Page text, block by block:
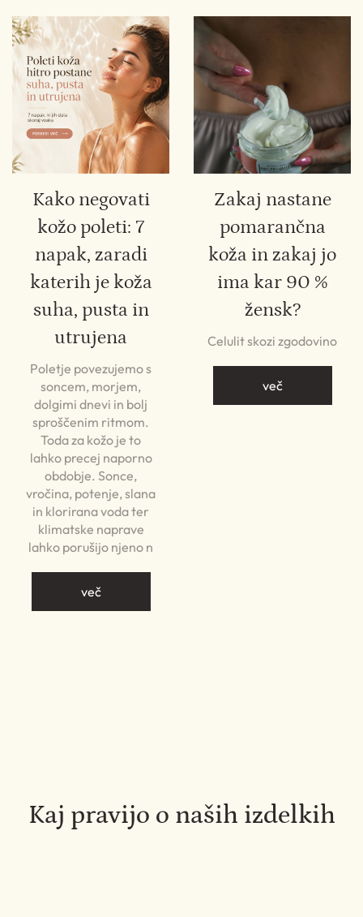
Kako negovati
kožo poleti: 7
napak, zaradi
katerih je koža
suha, pusta in
utrujena
Poletje povezujemo s
soncem, morjem,
dolgimi dnevi in bolj
sproščenim ritmom.
Toda za kožo je to
lahko precej naporno
obdobje. Sonce,
vročina, potenje, slana
in klorirana voda ter
klimatske naprave
lahko porušijo njeno n
več
Zakaj nastane
pomarančna
koža in zakaj jo
ima kar 90 %
žensk?
Celulit skozi zgodovino
več
Kaj pravijo o naših izdelkih